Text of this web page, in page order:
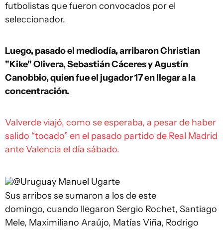
futbolistas que fueron convocados por el
seleccionador.
Luego, pasado el mediodía, arribaron Christian
"Kike" Olivera, Sebastián Cáceres y Agustín
Canobbio, quien fue el jugador 17 en llegar a la
concentración.
Valverde viajó, como se esperaba, a pesar de haber
salido “tocado” en el pasado partido de Real Madrid
ante Valencia el día sábado.
@Uruguay Manuel Ugarte
Sus arribos se sumaron a los de este
domingo, cuando llegaron Sergio Rochet, Santiago
Mele, Maximiliano Araújo, Matías Viña, Rodrigo